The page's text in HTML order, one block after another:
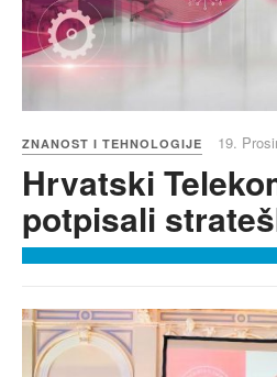
ZNANOST I TEHNOLOGIJE 19.
Hrvatski
potpisali